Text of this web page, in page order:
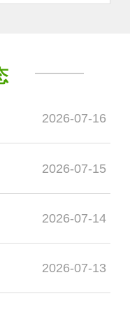
2026-07-16
2026-07-15
2026-07-14
2026-07-13